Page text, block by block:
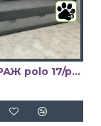
3
Диван МІРАЖ polo 17/polo 14 Київський Стандарт